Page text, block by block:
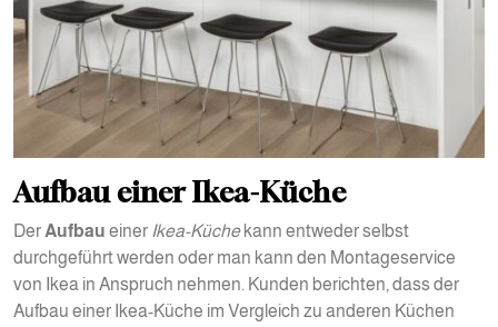
Aufbau einer Ikea-Küche
Der Aufbau einer Ikea-Küchekann entweder selbst
durchgeführt werden oder man kann den Montageservice
von Ikea in Anspruch nehmen. Kunden berichten, dass der
Aufbau einer Ikea-Küche im Vergleich zu anderen Küchen